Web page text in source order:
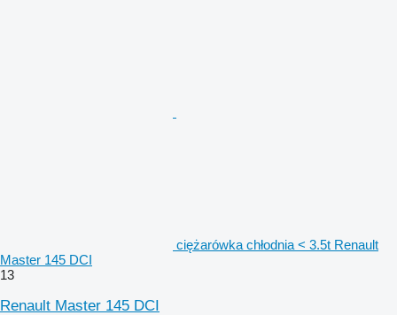
ciężarówka chłodnia < 3.5t Renault
Master 145 DCI
13
Renault Master 145 DCI